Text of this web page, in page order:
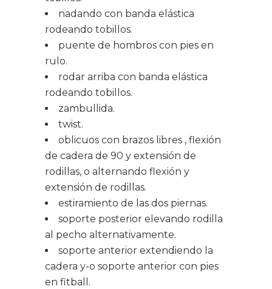
nadando con banda elástica
rodeando tobillos.
puente de hombros con pies en
rulo.
rodar arriba con banda elástica
rodeando tobillos.
zambullida.
twist.
oblicuos con brazos libres , flexión
de cadera de 90 y extensión de
rodillas, o alternando flexión y
extensión de rodillas.
estiramiento de las dos piernas.
soporte posterior elevando rodilla
al pecho alternativamente.
soporte anterior extendiendo la
cadera y-o soporte anterior con pies
en fitball.